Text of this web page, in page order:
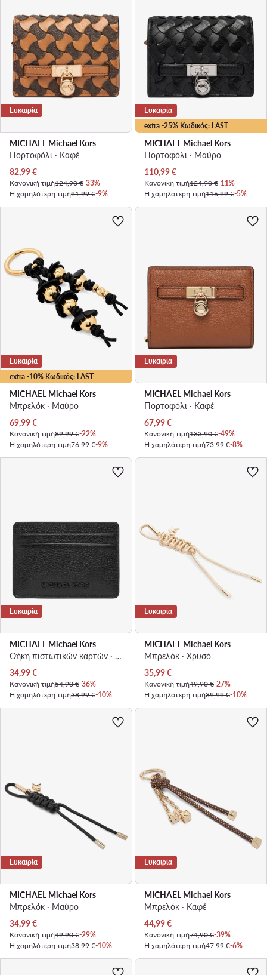
Ευκαιρία
MICHAEL Michael Kors
Πορτοφόλι · Καφέ
Τρέχουσα τιμή
82,99€
Κανονική τιμή124,90 €-33%
Η χαμηλότερη τιμή91,99 €-9%
extra -25% Κωδικός: LAST
Ευκαιρία
MICHAEL Michael Kors
Πορτοφόλι · Μαύρο
Τρέχουσα τιμή
110,99€
Κανονική τιμή124,90 €-11%
Η χαμηλότερη τιμή116,99 €-5%
extra -10% Κωδικός: LAST
Ευκαιρία
MICHAEL Michael Kors
Μπρελόκ · Μαύρο
Τρέχουσα τιμή
69,99€
Κανονική τιμή89,99 €-22%
Η χαμηλότερη τιμή76,99 €-9%
Ευκαιρία
MICHAEL Michael Kors
Πορτοφόλι · Καφέ
Τρέχουσα τιμή
67,99€
Κανονική τιμή133,90 €-49%
Η χαμηλότερη τιμή73,99 €-8%
Ευκαιρία
MICHAEL Michael Kors
Θήκη πιστωτικών καρτών · Μαύρο
Τρέχουσα τιμή
34,99€
Κανονική τιμή54,90 €-36%
Η χαμηλότερη τιμή38,99 €-10%
Ευκαιρία
MICHAEL Michael Kors
Μπρελόκ · Χρυσό
Τρέχουσα τιμή
35,99€
Κανονική τιμή49,90 €-27%
Η χαμηλότερη τιμή39,99 €-10%
Ευκαιρία
MICHAEL Michael Kors
Μπρελόκ · Μαύρο
Τρέχουσα τιμή
34,99€
Κανονική τιμή49,90 €-29%
Η χαμηλότερη τιμή38,99 €-10%
Ευκαιρία
MICHAEL Michael Kors
Μπρελόκ · Καφέ
Τρέχουσα τιμή
44,99€
Κανονική τιμή74,90 €-39%
Η χαμηλότερη τιμή47,99 €-6%